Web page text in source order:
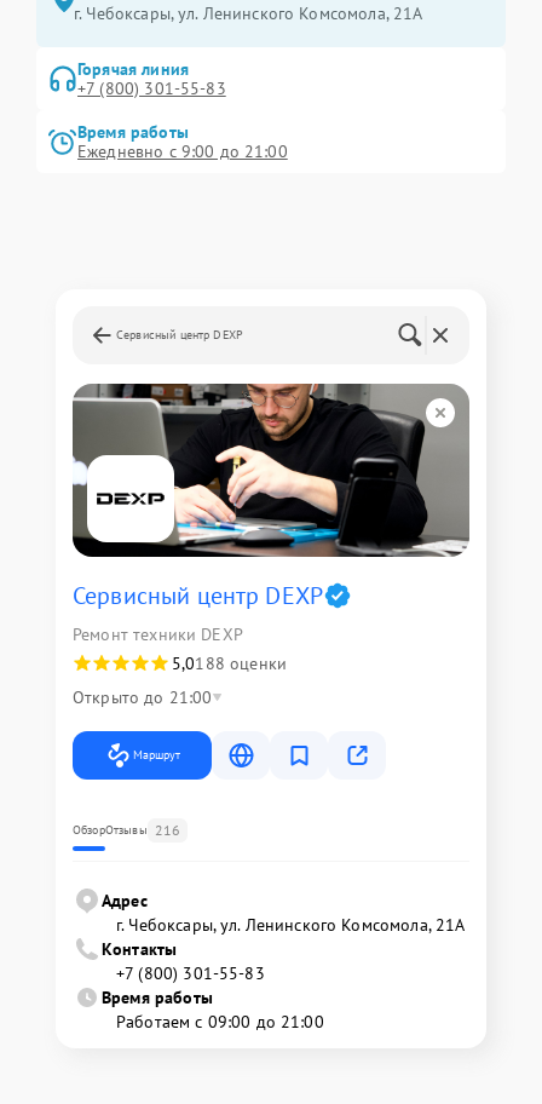
г. Чебоксары, ул. Ленинского Комсомола, 21А
Горячая линия
+7 (800) 301-55-83
Время работы
Ежедневно с 9:00 до 21:00
Сервисный центр DEXP
Сервисный центр DEXP
Ремонт техники DEXP
5,0188 оценки
Открыто до 21:00
Маршрут
ОбзорОтзывы 216
Адрес
г. Чебоксары, ул. Ленинского Комсомола, 21А
Контакты
+7 (800) 301-55-83
Время работы
Работаем с 09:00 до 21:00